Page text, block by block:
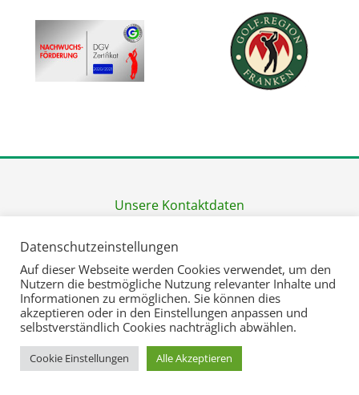
Unsere Kontaktdaten
Barrierefreiheit
Cookie Einstellungen
Datenschutzerklärung
Widerrufsbelehrung
Impressum
Datenschutzeinstellungen
Auf dieser Webseite werden Cookies verwendet, um den
Nutzern die bestmögliche Nutzung relevanter Inhalte und
Informationen zu ermöglichen. Sie können dies
akzeptieren oder in den Einstellungen anpassen und
selbstverständlich Cookies nachträglich abwählen.
Cookie Einstellungen Alle Akzeptieren